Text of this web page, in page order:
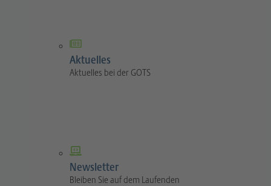
Aktuelles
Aktuelles bei der GOTS
Newsletter
Bleiben Sie auf dem Laufenden